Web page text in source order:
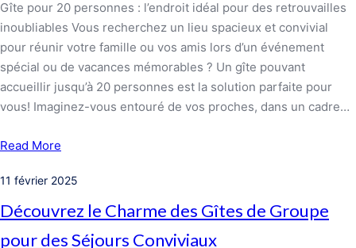
Gîte pour 20 personnes : l’endroit idéal pour des retrouvailles
inoubliables Vous recherchez un lieu spacieux et convivial
pour réunir votre famille ou vos amis lors d’un événement
spécial ou de vacances mémorables ? Un gîte pouvant
accueillir jusqu’à 20 personnes est la solution parfaite pour
vous! Imaginez-vous entouré de vos proches, dans un cadre…
Read More
11 février 2025
Découvrez le Charme des Gîtes de Groupe
pour des Séjours Conviviaux